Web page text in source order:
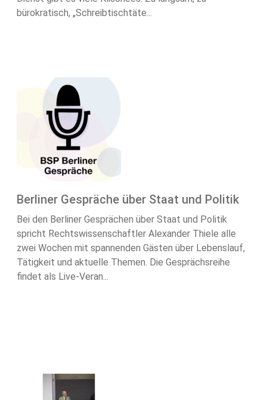
bürokratisch, „Schreibtischtäte...
Berliner Gespräche über Staat und Politik
Bei den Berliner Gesprächen über Staat und Politik
spricht Rechtswissenschaftler Alexander Thiele alle
zwei Wochen mit spannenden Gästen über Lebenslauf,
Tätigkeit und aktuelle Themen. Die Gesprächsreihe
findet als Live-Veran...